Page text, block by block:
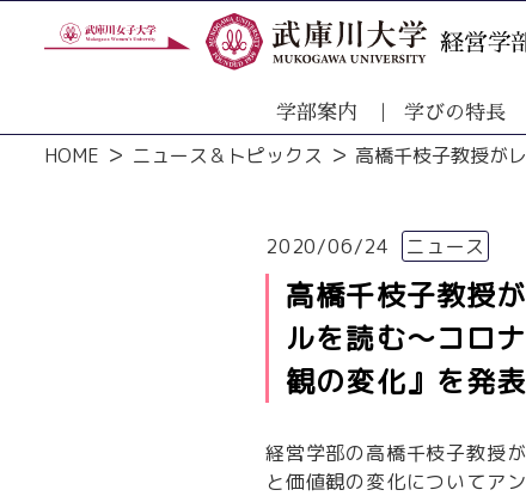
学部案内 学びの特長
HOME ニュース＆トピックス 高橋千枝子教授が
2020/06/24 ニュース
高橋千枝子教授
ルを読む～コロ
観の変化』を発
経営学部の高橋千枝子教授
と価値観の変化についてア